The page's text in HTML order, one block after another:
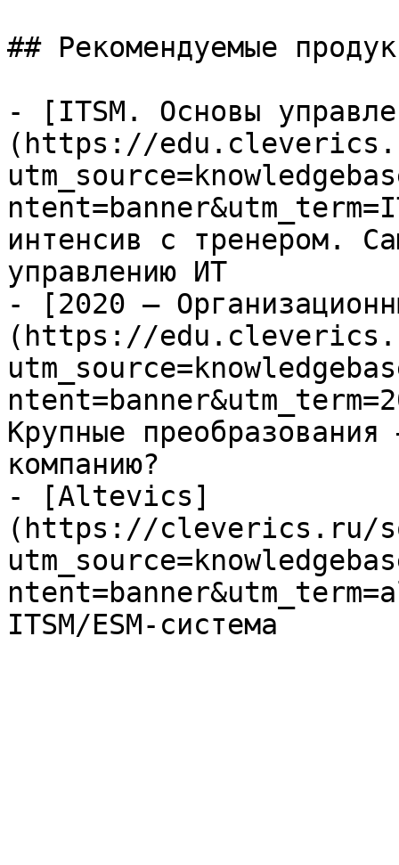
## Рекомендуемые
- [ITSM. Основы
(https://
интенсив с тренером.
управлению ИТ
- [2020 —
(https://
Крупные
компанию?
- [Altevics]
(https://cleverics.ru/
ITSM/ESM-система